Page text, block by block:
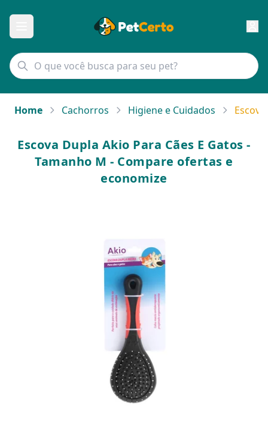
Home Cachorros Higiene e Cuidados
Escova Dupla Akio Para Cães E Gatos -
Tamanho M - Compare ofertas e
economize